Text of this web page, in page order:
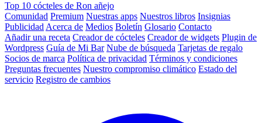
Top 10 cócteles de Ron añejo
Comunidad Premium Nuestras apps Nuestros libros Insignias
Publicidad Acerca de Medios Boletín Glosario Contacto
Añadir una receta Creador de cócteles Creador de widgets Plugin de
Wordpress Guía de Mi Bar Nube de búsqueda Tarjetas de regalo
Socios de marca Política de privacidad Términos y condiciones
Preguntas frecuentes Nuestro compromiso climático Estado del
servicio Registro de cambios